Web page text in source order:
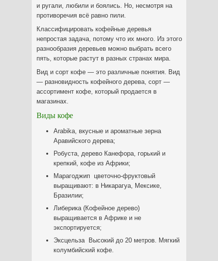
и ругали, любили и боялись. Но, несмотря на
противоречия всё равно пили.
Классифицировать кофейные деревья
непростая задача, потому что их много. Из этого
разнообразия деревьев можно выбрать всего
пять, которые растут в разных странах мира.
Вид и сорт кофе — это различные понятия. Вид
— разновидность кофейного дерева, сорт —
ассортимент кофе, который продается в
магазинах.
Виды кофе
Arabika, вкусные и ароматные зерна
Аравийского дерева;
Робуста, дерево Канефора, горький и
крепкий, кофе из Африки;
Марагоджип цветочно-фруктовый
выращивают: в Никарагуа, Мексике,
Бразилии;
Либерика (Кофейное дерево)
выращивается в Африке и не
экспортируется;
Эксцельза Высокий до 20 метров. Мягкий
колумбийский кофе.